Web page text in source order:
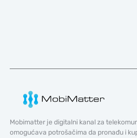
Mobimatter je digitalni kanal za
omogućava potrošačima da pronađu i